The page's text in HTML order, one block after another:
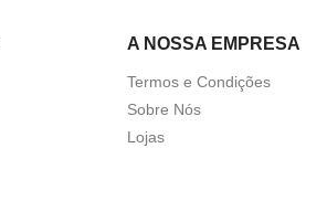
A NOSSA EMPRESA
Termos e Condições
Sobre Nós
Lojas